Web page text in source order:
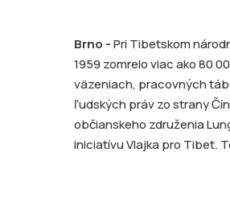
Brno -Pri Tibetskom
1959 zomrelo viac ako 80
väzeniach, pracovných
ľudských práv zo strany
občianskeho združenia
iniciatívu Vlajka pro Tibet.